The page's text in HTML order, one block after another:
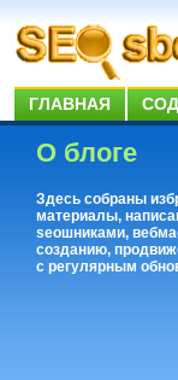
ГЛАВНАЯ
О блоге
Здесь собраны
материалы,
seoшниками,
созданию,
с регулярным